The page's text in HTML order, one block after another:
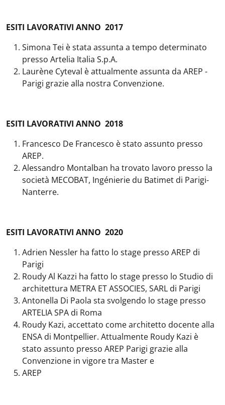
ESITI LAVORATIVI ANNO 2017
Simona Tei è stata assunta a tempo determinato
presso Artelia Italia S.p.A.
Laurène Cyteval è attualmente assunta da AREP -
Parigi grazie alla nostra Convenzione.
ESITI LAVORATIVI ANNO 2018
Francesco De Francesco è stato assunto presso
AREP.
Alessandro Montalban ha trovato lavoro presso la
società MECOBAT, Ingénierie du Batimet di Parigi-
Nanterre.
ESITI LAVORATIVI ANNO 2020
Adrien Nessler ha fatto lo stage presso AREP di
Parigi
Roudy Al Kazzi ha fatto lo stage presso lo Studio di
architettura METRA ET ASSOCIES, SARL di Parigi
Antonella Di Paola sta svolgendo lo stage presso
ARTELIA SPA di Roma
Roudy Kazi, accettato come architetto docente alla
ENSA di Montpellier. Attualmente Roudy Kazi è
stato assunto presso AREP Parigi grazie alla
Convenzione in vigore tra Master e
AREP